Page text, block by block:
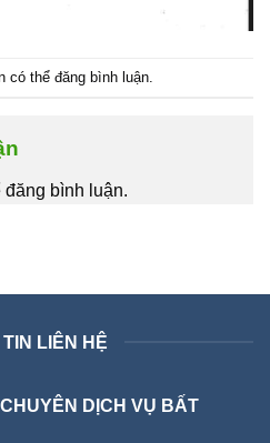
có thể đăng bình luận
đăng bình luận.
LIÊN HỆ
DỊCH VỤ BẤT